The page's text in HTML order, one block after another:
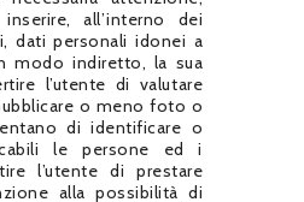
all’interno dei
dati personali idonei a
modo indiretto, la sua
l’utente di valutare
o meno foto o
di identificare o
le persone ed i
l’utente di prestare
alla possibilità di